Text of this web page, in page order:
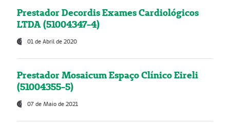
Prestador Decordis Exames Cardiológicos
LTDA (51004347-4)
01 de Abril de 2020
Prestador Mosaicum Espaço Clínico Eireli
(51004355-5)
07 de Maio de 2021